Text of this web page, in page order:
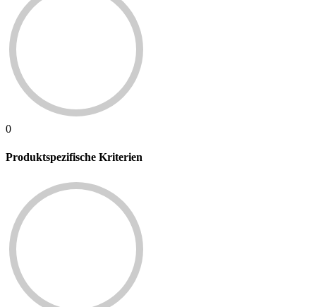
0
Produktspezifische Kriterien